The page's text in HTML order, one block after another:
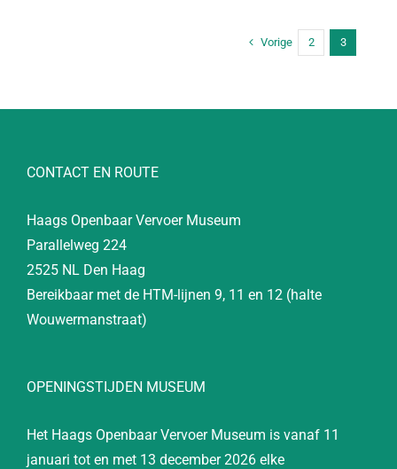
Vorige 2 3
CONTACT EN ROUTE
Haags Openbaar Vervoer Museum
Parallelweg 224
2525 NL Den Haag
Bereikbaar met de HTM-lijnen 9, 11 en 12 (halte
Wouwermanstraat)
OPENINGSTIJDEN MUSEUM
Het Haags Openbaar Vervoer Museum is vanaf 11
januari tot en met 13 december 2026 elke